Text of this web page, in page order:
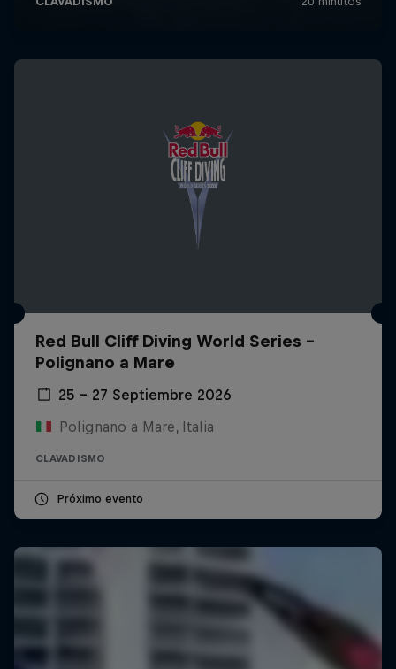
Red Bull Cliff Diving World Series -
Polignano a Mare
25 – 27 Septiembre 2026
Polignano a Mare, Italia
CLAVADISMO
Próximo evento